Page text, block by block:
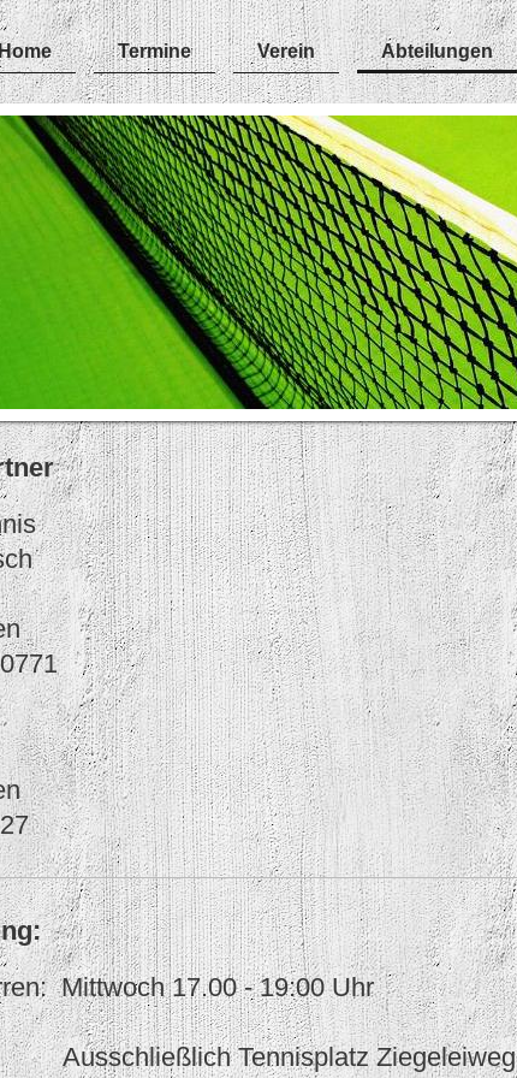
Termine Verein Abteilungen
Mittwoch 17.00 - 19:00 Uhr
Ausschließlich Tennisplatz Ziegeleiweg